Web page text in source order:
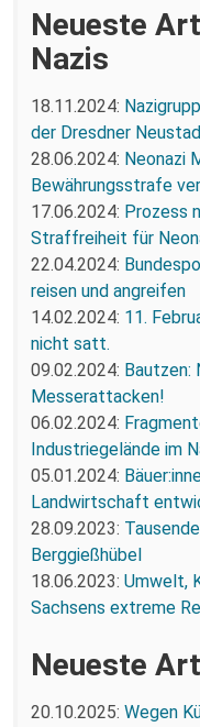
Neueste
Nazis
18.11.2024:
der Dresdner
28.06.2024: Neonazi
Bewährungsstrafe
17.06.2024: Prozess
Straffreiheit für
22.04.2024:
reisen und angreifen
14.02.2024: 11.
nicht satt.
09.02.2024: Bautzen:
Messerattacken!
06.02.2024:
Industriegelände im
05.01.2024:
Landwirtschaft
28.09.2023:
Berggießhübel
18.06.2023: Umwelt,
Sachsens extreme
Neueste
20.10.2025: Wegen